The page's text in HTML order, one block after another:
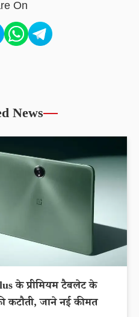
On
News
के प्रीमियम टैबलेट के
जाने नई कीमत